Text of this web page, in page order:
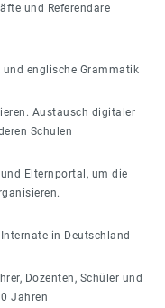
und Referendare
englische Grammatik
Austausch digitaler
Schulen
Elternportal, um die
in Deutschland
Dozenten, Schüler und
Jahren